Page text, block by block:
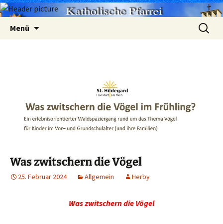
Menü
Suchen
nach:
Was zwitschern die Vögel
25. Februar 2024 Allgemein Herby
Was zwitschern die Vögel